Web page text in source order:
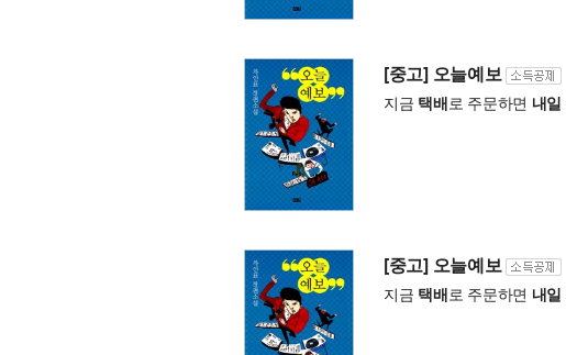
[중고] 오늘예보
지금 택배로 주문하면 내일
[중고] 오늘예보
지금 택배로 주문하면 내일